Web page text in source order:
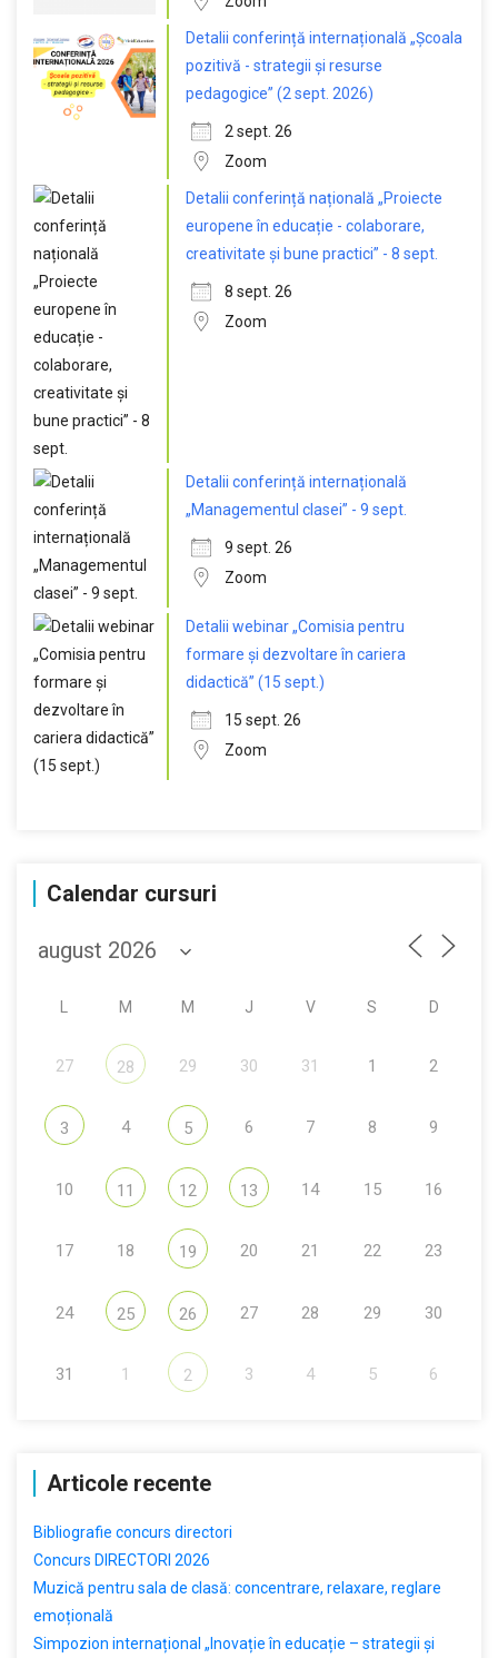
Detalii conferință internațională „Școala
pozitivă - strategii și resurse
pedagogice” (2 sept. 2026)
2 sept. 26
Zoom
Detalii conferință națională „Proiecte
europene în educație - colaborare,
creativitate și bune practici” - 8 sept.
8 sept. 26
Zoom
Detalii conferință internațională
„Managementul clasei” - 9 sept.
9 sept. 26
Zoom
Detalii webinar „Comisia pentru
formare și dezvoltare în cariera
didactică” (15 sept.)
15 sept. 26
Zoom
Calendar cursuri
M M J V S D
27 28 29 30 31 1 2
3 4 5 6 7 8 9
10 11 12 13 14 15 16
17 18 19 20 21 22 23
24 25 26 27 28 29 30
31 1 2 3 4 5 6
Articole recente
Bibliografie concurs directori
Concurs DIRECTORI 2026
Muzică pentru sala de clasă: concentrare, relaxare, reglare
emoțională
Simpozion internațional „Inovație în educație – strategii și